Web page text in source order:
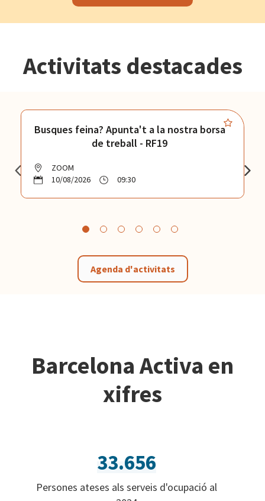
Activitats destacades
Busques feina? Apunta't a la nostra borsa
de treball - RF19
ZOOM
10/08/2026
09:30
Agenda d'activitats
Barcelona Activa en
xifres
33.656
Persones ateses als serveis d'ocupació al